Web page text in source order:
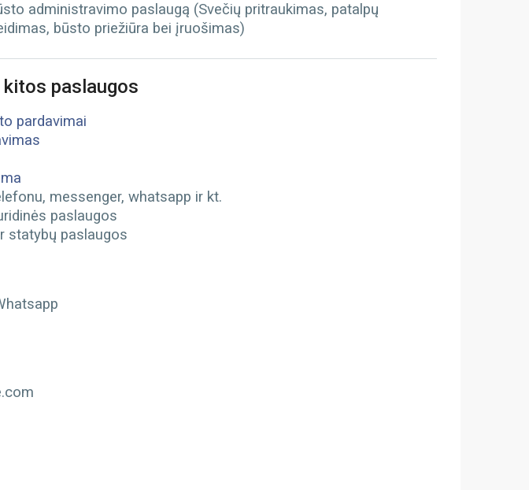
administravimo paslaugą (Svečių pritraukimas, patalpų
būsto priežiūra bei įruošimas)
paslaugos
pardavimai
messenger, whatsapp ir kt.
paslaugos
statybų paslaugos